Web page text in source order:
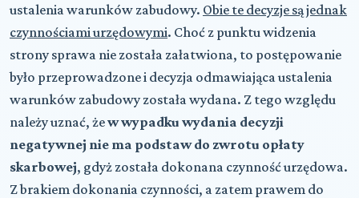
ustalenia warunków zabudowy. Obie te decyzje są jednak
czynnościami urzędowymi. Choć z punktu widzenia
strony sprawa nie została załatwiona, to postępowanie
było przeprowadzone i decyzja odmawiająca ustalenia
warunków zabudowy została wydana. Z tego względu
należy uznać, żew wypadku wydania decyzji
negatywnej nie ma podstaw do zwrotu opłaty
skarbowej, gdyż została dokonana czynność urzędowa.
Z brakiem dokonania czynności, a zatem prawem do